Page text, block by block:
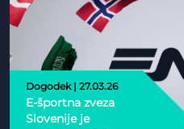
Dogodek | 27.03.26
E-športna zveza
Slovenije je